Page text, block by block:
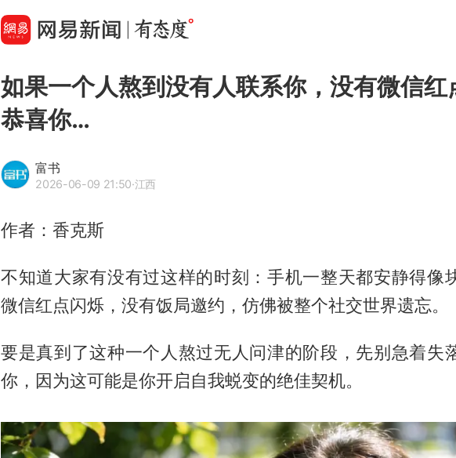
如果一个人熬到没有人联系你，没有微信红
恭喜你…
富书
2026-06-09 21:50·江西
作者：香克斯
不知道大家有没有过这样的时刻：手机一整天都安静得像
微信红点闪烁，没有饭局邀约，仿佛被整个社交世界遗忘。
要是真到了这种一个人熬过无人问津的阶段，先别急着失
你，因为这可能是你开启自我蜕变的绝佳契机。